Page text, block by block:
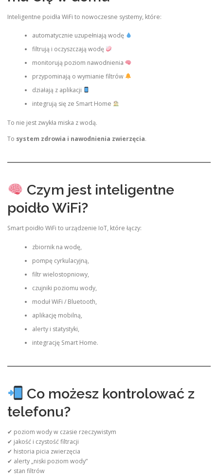
Inteligentne poidła WiFi to nowoczesne systemy, które:
automatycznie uzupełniają wodę
filtrują i oczyszczają wodę
monitorują poziom nawodnienia
przypominają o wymianie filtrów
działają z aplikacji
integrują się ze Smart Home
To nie jest zwykła miska z wodą.
To system zdrowia i nawodnienia zwierzęcia.
Czym jest inteligentne
poidło WiFi?
Smart poidło WiFi to urządzenie IoT, które łączy:
zbiornik na wodę,
pompę cyrkulacyjną,
filtr wielostopniowy,
czujniki poziomu wody,
moduł WiFi / Bluetooth,
aplikację mobilną,
alerty i statystyki,
integrację Smart Home.
Co możesz kontrolować z
telefonu?
✔ poziom wody w czasie rzeczywistym
✔ jakość i czystość filtracji
✔ historia picia zwierzęcia
✔ alerty „niski poziom wody”
✔ stan filtrów